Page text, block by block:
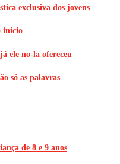
exclusiva dos jovens
início
ele no-la ofereceu
só as palavras
de 8 e 9 anos